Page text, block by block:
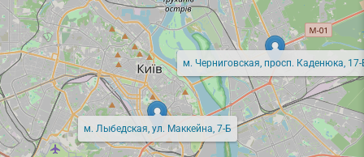
м. Лыбедская, ул. Маккейна, 7-Б
м. Черниговская, просп. Каденюка, 17-